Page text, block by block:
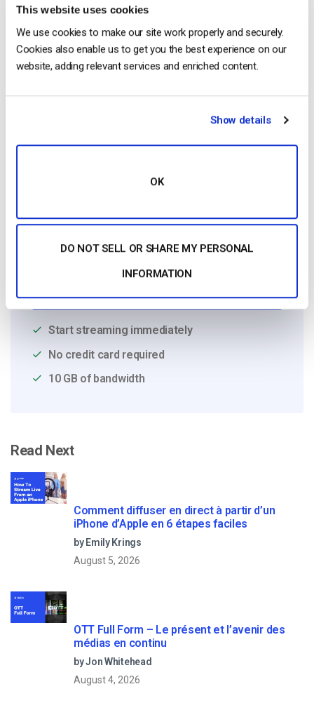
This website uses cookies
We use cookies to make our site work properly and securely.
Cookies also enable us to get you the best experience on our
website, adding relevant services and enriched content.
Show details
OK
DO NOT SELL OR SHARE MY PERSONAL
INFORMATION
Jose Guevara
Jose is a part of the Dacast Customer
Onboarding team and started working with
the company in 2016. He has vast
Free 14-Day Trial
Get Started!
Start streaming immediately
No credit card required
10 GB of bandwidth
Read Next
Comment diffuser en direct à partir d’un
iPhone d’Apple en 6 étapes faciles
by Emily Krings
August 5, 2026
OTT Full Form – Le présent et l’avenir des
médias en continu
by Jon Whitehead
August 4, 2026